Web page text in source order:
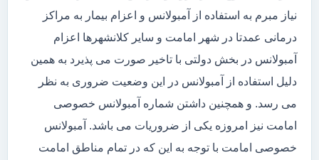
نیاز مبرم به استفاده از آمبولانس و اعزام بیمار به مراکز
درمانی عمدتا در شهر امامت و سایر کلانشهرها اعزام
آمبولانس در بخش دولتی با تاخیر صورت می پذیرد به همین
دلیل استفاده از آمبولانس در این وضعیت ضروری به نظر
می رسد. و همچنین داشتن شماره آمبولانس خصوصی
امامت نیز امروزه یکی از ضروریات می باشد. آمبولانس
خصوصی امامت با توجه به این که در تمام مناطق امامت